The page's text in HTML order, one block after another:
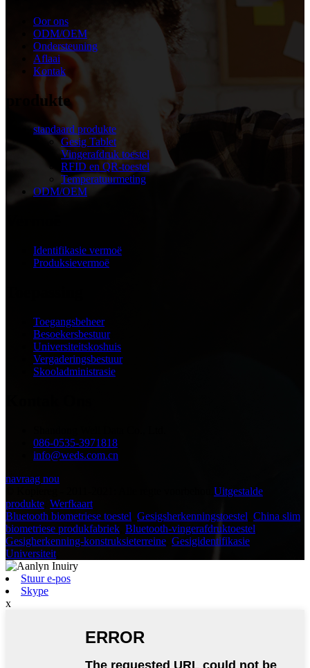
Oor ons
ODM/OEM
Ondersteuning
Aflaai
Kontak
produkte
standaard produkte
Gesig Tablet
Vingerafdruk toestel
RFID en QR-toestel
Temperatuurmeting
ODM/OEM
Identifikasie vermoë
Produksievermoë
Toegangsbeheer
Besoekersbestuur
Universiteitskoshuis
Vergaderingsbestuur
Skooladministrasie
086-0535-3971818
info@weds.com.cn
navraag nou
Uitgestalde
produkte Werfkaart
Bluetooth biometriese toestel Gesigsherkenningstoestel China slim
biometriese produkfabriek Bluetooth-vingerafdruktoestel
Gesigherkenning-konstruksieterreine Gesigidentifikasie
Universiteit
Stuur e-pos
Skype
x